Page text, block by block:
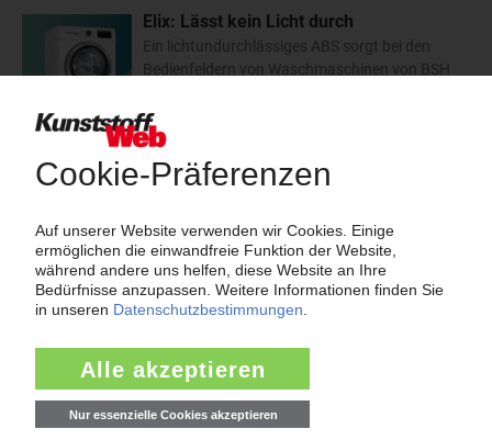
Elix: Lässt kein Licht durch
Ein lichtundurchlässiges ABS sorgt bei den
Bedienfeldern von Waschmaschinen von BSH
sowie eine Gewichtsreduzierung.…
Elix: Rezyklate und massenbilanzierte Kunststoffe
Fakuma zirkuläre Polymerwerkstoffe für vielfältige
Anwendungsgebiete.…18.10.2023
Elix: Anti-Knarz-Materialien für
Der Kunststoffhersteller hat mehrere ABS- und
PC/ABS-Spezialprodukte entwickelt, die
ungewollte Quietsch- und Klappergeräusche
verringern können. Mit der Zulassung eines deutschen Premium-